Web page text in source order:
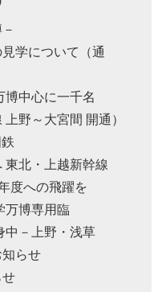
学について（通
博中心に一千名
野～大宮間 開通）
東北・上越新幹線
度への飛躍を
万博専用臨
中－上野・浅草
らせ
せ